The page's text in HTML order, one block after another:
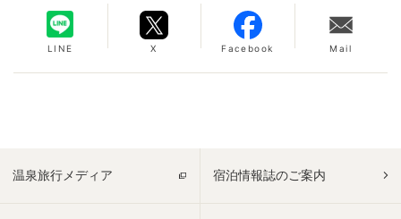
LINE X Facebook Mail
温泉旅行メディア 宿泊情報誌のご案内